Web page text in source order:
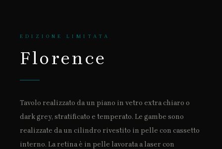
EDIZIONE LIMITATA
Florence
Tavolo realizzato da un piano in vetro extra chiaro o
dark grey, stratificato e temperato. Le gambe sono
realizzate da un cilindro rivestito in pelle con cassetto
interno. La retina è in pelle lavorata a laser con